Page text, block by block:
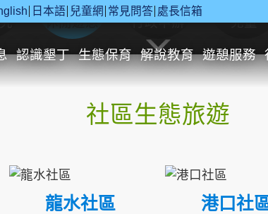
日本語 兒童網 常見問答 處長信箱
認識墾丁 生態保育 解說教育 遊憩服務
休閒遊憩 行政申辦 兒童
社區生態旅遊
龍水社區 港口社